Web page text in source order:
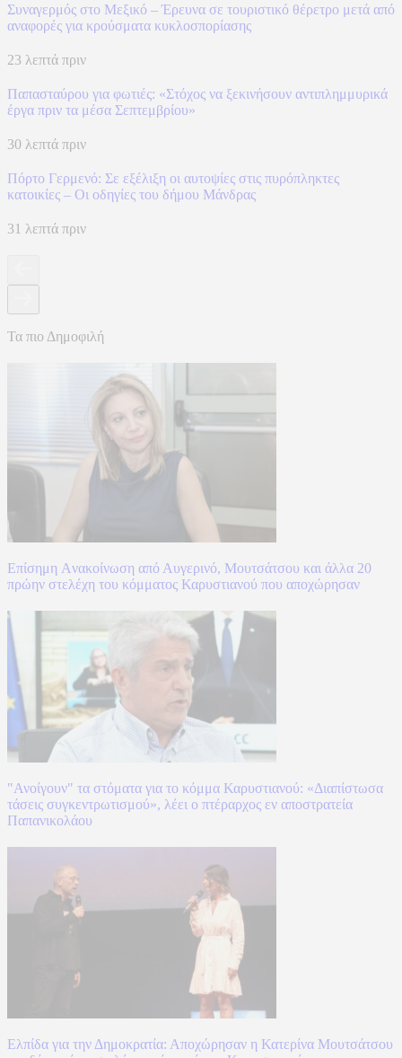
Συναγερμός στο Μεξικό – Έρευνα σε τουριστικό θέρετρο μετά από
αναφορές για κρούσματα κυκλοσπορίασης
23 λεπτά πριν
Παπασταύρου για φωτιές: «Στόχος να ξεκινήσουν αντιπλημμυρικά
έργα πριν τα μέσα Σεπτεμβρίου»
30 λεπτά πριν
Πόρτο Γερμενό: Σε εξέλιξη οι αυτοψίες στις πυρόπληκτες
κατοικίες – Οι οδηγίες του δήμου Μάνδρας
31 λεπτά πριν
Τα πιο Δημοφιλή
Επίσημη Aνακοίνωση από Αυγερινό, Μουτσάτσου και άλλα 20
πρώην στελέχη του κόμματος Καρυστιανού που αποχώρησαν
"Ανοίγουν" τα στόματα για το κόμμα Καρυστιανού: «Διαπίστωσα
τάσεις συγκεντρωτισμού», λέει ο πτέραρχος εν αποστρατεία
Παπανικολάου
Ελπίδα για την Δημοκρατία: Αποχώρησαν η Κατερίνα Μουτσάτσου